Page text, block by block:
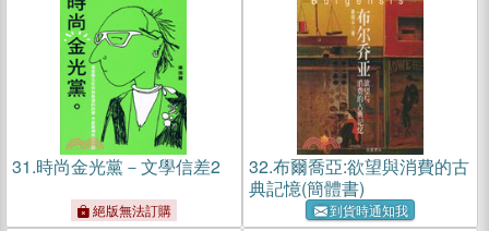
31.時尚金光黨－文學信差2
絕版無法訂購
32.布爾喬亞:欲望與消費的古
典記憶(簡體書)
到貨時通知我